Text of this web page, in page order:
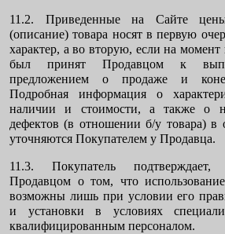
11.2. Приведенные на Сайте
(описание) товара носят в первую
характер, а во вторую, если на момент
был принят Продавцом к
предложением о продаже и
Подробная информация о
наличии и стоимости, а также о
дефектов (в отношении б/у товара) в
уточняются Покупателем у Продавца.
11.3. Покупатель
Продавцом о том, что
возможны лишь при условии его
и установки в условиях
квалифицированным персоналом.